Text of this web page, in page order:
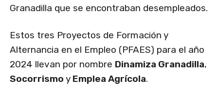
Granadilla que se encontraban desempleados.
Estos tres Proyectos de Formación y
Alternancia en el Empleo (PFAES) para el año
2024 llevan por nombre Dinamiza Granadilla,
Socorrismo y Emplea Agrícola.